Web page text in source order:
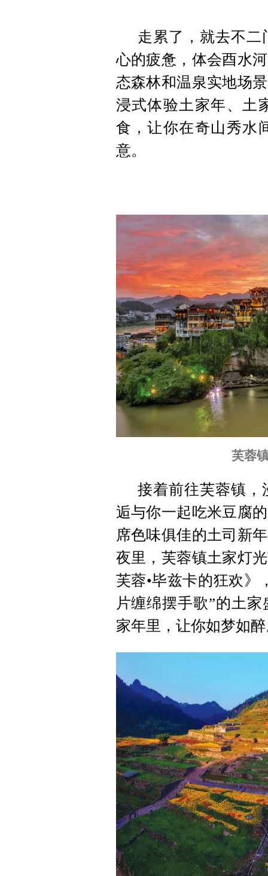
走累了，就去不
心的疲惫，体会酉水
态森林和温泉实地场
浸式体验土家年、土
食，让你在奇山秀水
意。
芙蓉
接着前往芙蓉镇，
逅与你一起吃米豆腐
席色味俱佳的土司新
夜里，芙蓉镇土家灯
芙蓉•毕兹卡的狂欢》
片缠绵摆手歌”的土
家年里，让你如梦如